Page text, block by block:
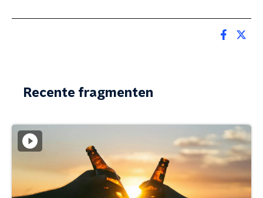
Recente fragmenten